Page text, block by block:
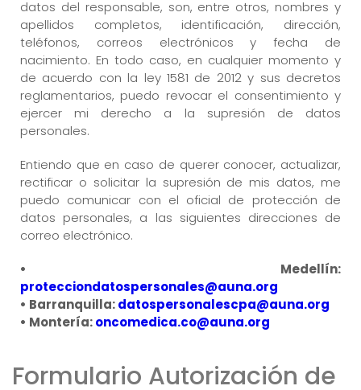
datos del responsable, son, entre otros, nombres y
apellidos completos, identificación, dirección,
teléfonos, correos electrónicos y fecha de
nacimiento. En todo caso, en cualquier momento y
de acuerdo con la ley 1581 de 2012 y sus decretos
reglamentarios, puedo revocar el consentimiento y
ejercer mi derecho a la supresión de datos
personales.
Entiendo que en caso de querer conocer, actualizar,
rectificar o solicitar la supresión de mis datos, me
puedo comunicar con el oficial de protección de
datos personales, a las siguientes direcciones de
correo electrónico.
• Medellín:
protecciondatospersonales@auna.org
• Barranquilla:datospersonalescpa@auna.org
• Montería:oncomedica.co@auna.org
Formulario Autorización de